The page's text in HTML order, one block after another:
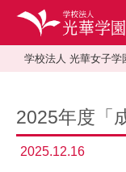
学校法人 光華女子学
2025年度「
2025.12.16